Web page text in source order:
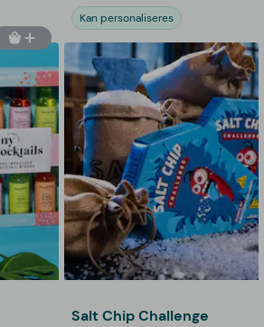
Kan personaliseres
Salt Chip Challenge